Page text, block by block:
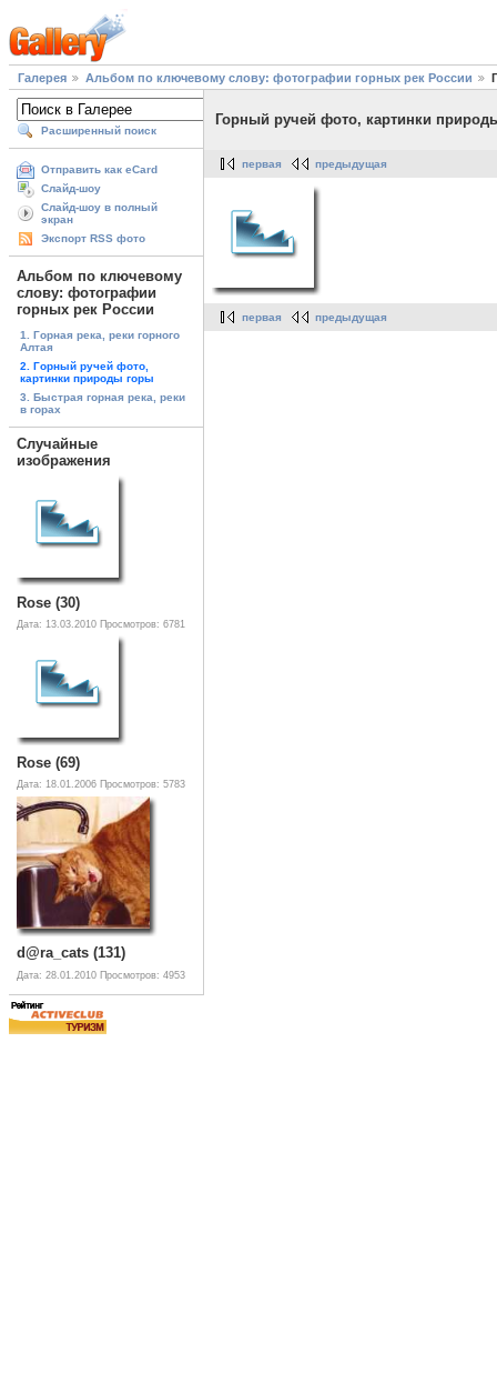
Галерея Альбом по ключевому слову: фотографии горных рек России
Расширенный поиск
Отправить как eCard
Слайд-шоу
Слайд-шоу в полный
экран
Экспорт RSS фото
Альбом по ключевому
слову: фотографии
горных рек России
1. Горная река, реки горного
Алтая
2. Горный ручей фото,
картинки природы горы
3. Быстрая горная река, реки
в горах
Случайные
изображения
Rose (30)
Дата: 13.03.2010 Просмотров: 6781
Rose (69)
Дата: 18.01.2006 Просмотров: 5783
d@ra_cats (131)
Дата: 28.01.2010 Просмотров: 4953
Горный ручей фото, картинки
первая предыдущая
первая предыдущая